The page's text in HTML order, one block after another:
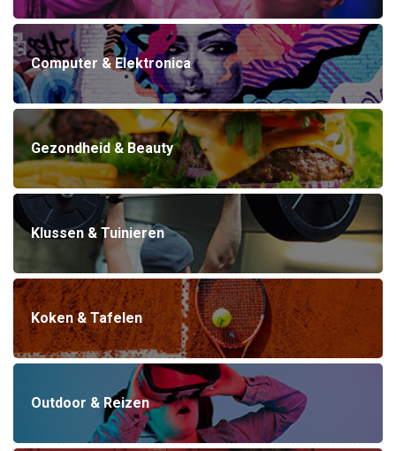
Computer & Elektronica
Gezondheid & Beauty
Klussen & Tuinieren
Koken & Tafelen
Outdoor & Reizen